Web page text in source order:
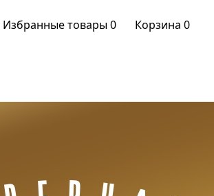
Избранные товары0 Корзина 0